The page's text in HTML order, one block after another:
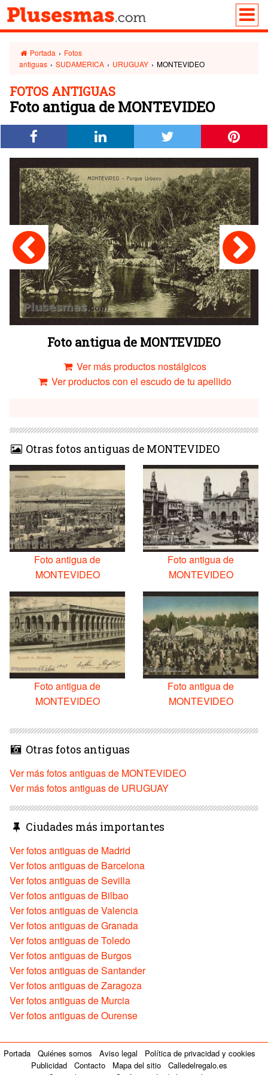
Portada › Fotos
antiguas › SUDAMERICA › URUGUAY › MONTEVIDEO
FOTOS ANTIGUAS
Foto antigua de MONTEVIDEO
Foto antigua de MONTEVIDEO
Ver más productos nostálgicos
Ver productos con el escudo de tu apellido
Otras fotos antiguas de MONTEVIDEO
Foto antigua de
MONTEVIDEO
Foto antigua de
MONTEVIDEO
Foto antigua de
MONTEVIDEO
Foto antigua de
MONTEVIDEO
Otras fotos antiguas
Ver más fotos antiguas de MONTEVIDEO
Ver más fotos antiguas de URUGUAY
Ciudades más importantes
Ver fotos antiguas de Madrid
Ver fotos antiguas de Barcelona
Ver fotos antiguas de Sevilla
Ver fotos antiguas de Bilbao
Ver fotos antiguas de Valencia
Ver fotos antiguas de Granada
Ver fotos antiguas de Toledo
Ver fotos antiguas de Burgos
Ver fotos antiguas de Santander
Ver fotos antiguas de Zaragoza
Ver fotos antiguas de Murcia
Ver fotos antiguas de Ourense
Portada Quiénes somos Aviso legal
Política de privacidad y cookies
Publicidad
Contacto Mapa del sitio
Calledelregalo.es